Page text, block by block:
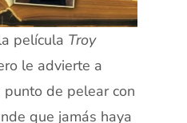
película Troy
le advierte a
de pelear con
que jamás haya